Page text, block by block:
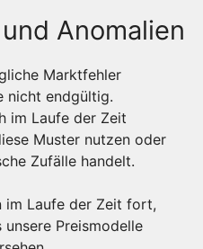
Anomalien
Marktfehler
nicht endgültig.
im Laufe der Zeit
Muster nutzen oder
Zufälle handelt.
im Laufe der Zeit fort,
Preismodelle